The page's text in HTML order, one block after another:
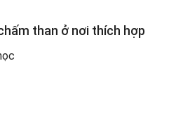
than ở nơi thích hợp